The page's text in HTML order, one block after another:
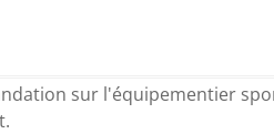
sur l'équipementier